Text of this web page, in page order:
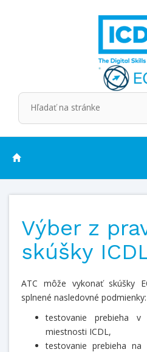
Výber z
skúšky
ATC môže vykonať skúšky
splnené nasledovné podmienky:
testovanie prebieha v
miestnosti ICDL,
testovanie prebieha na